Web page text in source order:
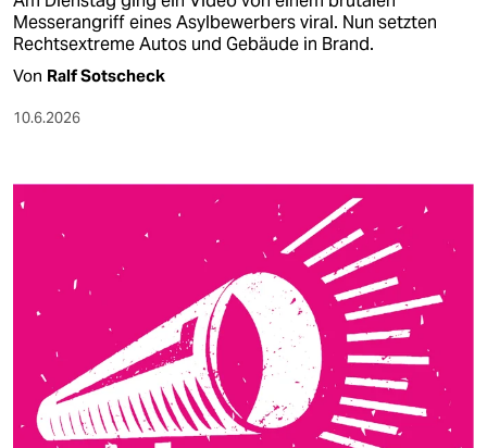
Messerangriff eines Asylbewerbers viral. Nun setzten
Rechtsextreme Autos und Gebäude in Brand.
Von Ralf Sotscheck
10.6.2026